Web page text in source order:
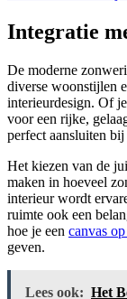
Integratie
De moderne
diverse woonstijlen
interieurdesign. Of
voor een rijke,
perfect aansluiten
Het kiezen van de
maken in hoeveel
interieur wordt
ruimte ook een
hoe je een canvas
geven.
Lees ook: Het